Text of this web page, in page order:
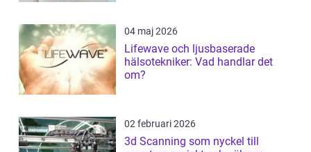
04 maj 2026
Lifewave och ljusbaserade
hälsotekniker: Vad handlar det
om?
02 februari 2026
3d Scanning som nyckel till